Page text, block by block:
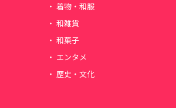
着物・和服
和雑貨
和菓子
エンタメ
歴史・文化